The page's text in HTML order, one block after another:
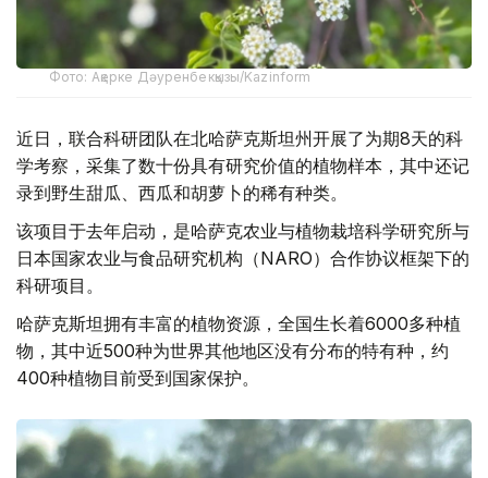
Фото: Ақерке Дәуренбекқызы/Kazinform
近日，联合科研团队在北哈萨克斯坦州开展了为期8天的科
学考察，采集了数十份具有研究价值的植物样本，其中还记
录到野生甜瓜、西瓜和胡萝卜的稀有种类。
该项目于去年启动，是哈萨克农业与植物栽培科学研究所与
日本国家农业与食品研究机构（NARO）合作协议框架下的
科研项目。
哈萨克斯坦拥有丰富的植物资源，全国生长着6000多种植
物，其中近500种为世界其他地区没有分布的特有种，约
400种植物目前受到国家保护。